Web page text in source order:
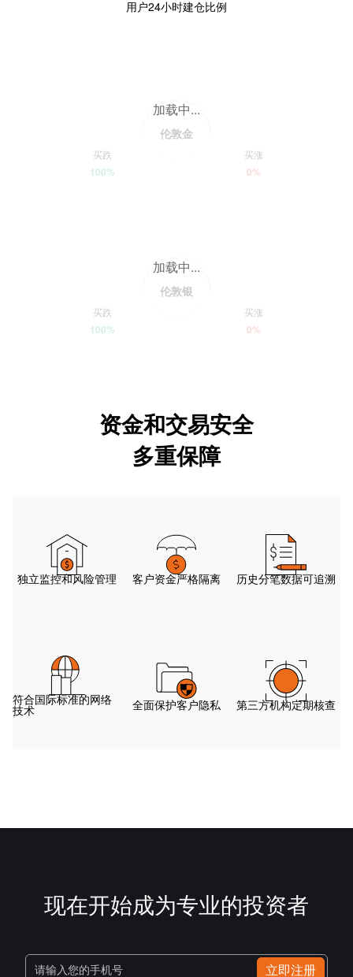
用户24小时建仓比例
加载中...
伦敦金
买跌
100%
买涨
0%
加载中...
伦敦银
买跌
100%
买涨
0%
资金和交易安全
多重保障
独立监控和风险管理 客户资金严格隔离 历史分笔数据可追溯
符合国际标准的网络
技术
全面保护客户隐私 第三方机构定期核查
现在开始成为专业的投资者
请输入您的手机号 立即注册